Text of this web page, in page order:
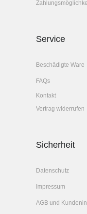
Service
Beschädigte Ware
FAQs
Kontakt
Vertrag widerrufen
Sicherheit
Datenschutz
Impressum
AGB und